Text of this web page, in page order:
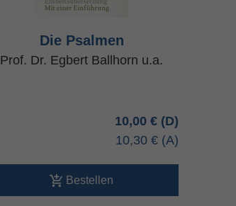
Die Psalmen
Prof. Dr. Egbert Ballhorn u.a.
10,00 €
10,30 €
Bestellen